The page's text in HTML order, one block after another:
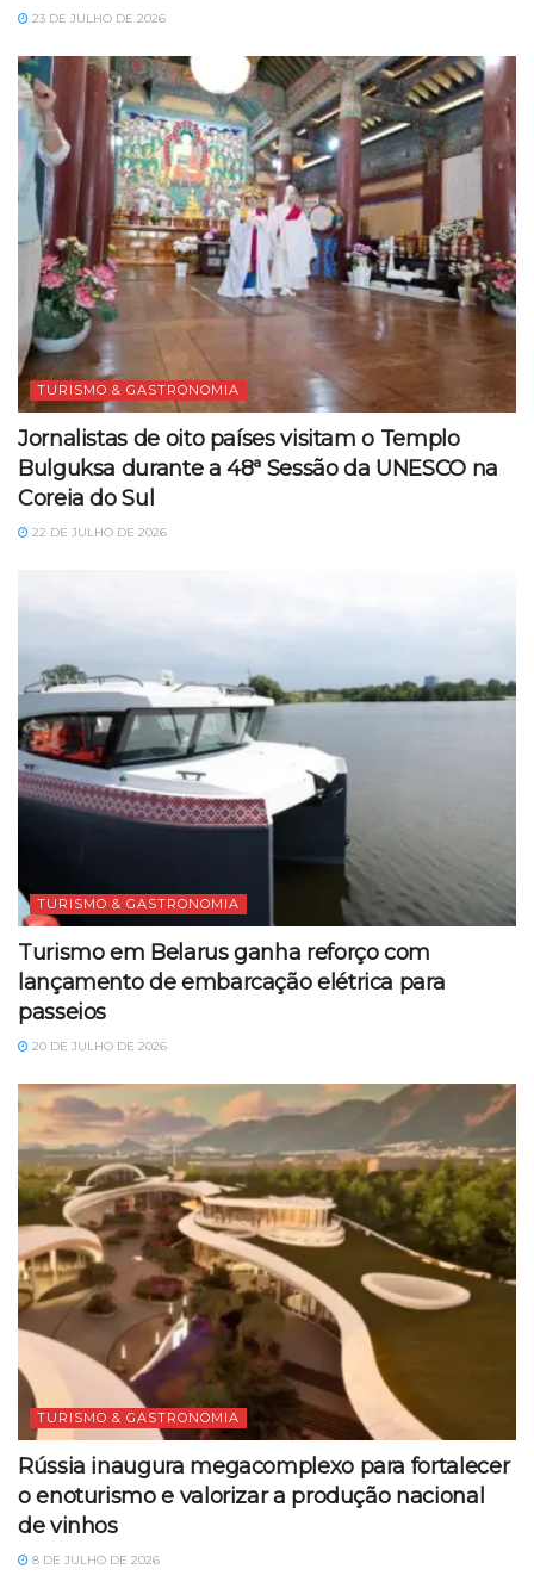
23 DE JULHO DE 2026
TURISMO & GASTRONOMIA
Jornalistas de oito países visitam o Templo
Bulguksa durante a 48ª Sessão da UNESCO na
Coreia do Sul
22 DE JULHO DE 2026
TURISMO & GASTRONOMIA
Turismo em Belarus ganha reforço com
lançamento de embarcação elétrica para
passeios
20 DE JULHO DE 2026
TURISMO & GASTRONOMIA
Rússia inaugura megacomplexo para fortalecer
o enoturismo e valorizar a produção nacional
de vinhos
8 DE JULHO DE 2026